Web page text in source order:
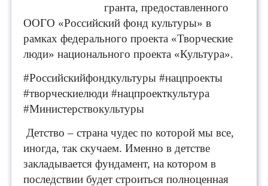
гранта, предоставленного
ООГО «Российский фонд культуры» в
рамках федерального проекта «Творческие
люди» национального проекта «Культура».
#Российскийфондкультуры #нацпроекты
#творческиелюди #нацпроекткультура
#Министерствокультуры
Детство – страна чудес по которой мы все,
иногда, так скучаем. Именно в детстве
закладывается фундамент, на котором в
последствии будет строиться полноценная